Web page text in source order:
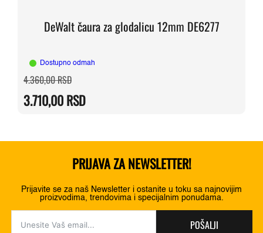
DeWalt čaura za glodalicu 12mm DE6277
Dostupno odmah
4.360,00RSDOriginalna
cena
bila:
4.360,00 RSD.
3.710,00RSD
Trenutna
cena
3.710,00 RSD.
PRIJAVA ZA NEWSLETTER!
Prijavite se za naš Newsletter i ostanite u toku sa najnovijim
proizvodima, trendovima i specijalnim ponudama.
POŠALJI